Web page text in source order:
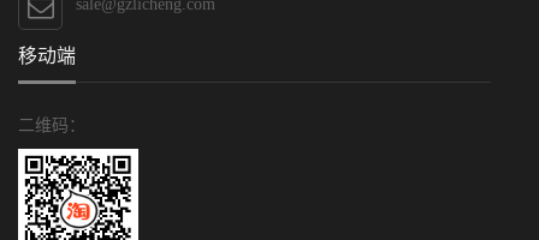
sale@gzlicheng.com
移动端
二维码：